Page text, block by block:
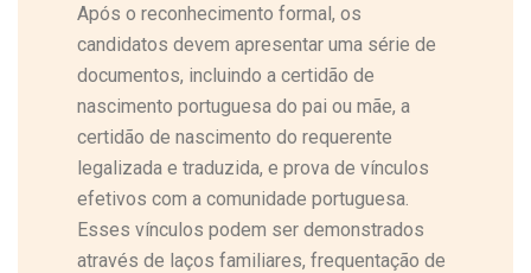
Após o reconhecimento formal, os
candidatos devem apresentar uma série de
documentos, incluindo a certidão de
nascimento portuguesa do pai ou mãe, a
certidão de nascimento do requerente
legalizada e traduzida, e prova de vínculos
efetivos com a comunidade portuguesa.
Esses vínculos podem ser demonstrados
através de laços familiares, frequentação de